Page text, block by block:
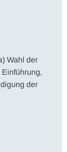
Wahl der
der